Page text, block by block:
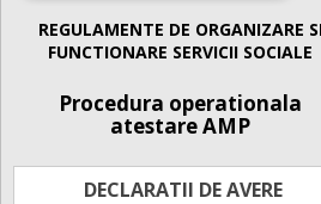
REGULAMENTE DE ORGANIZARE
FUNCTIONARE SERVICII SOCIALE
Procedura operationala
atestare AMP
DECLARATII DE AVERE